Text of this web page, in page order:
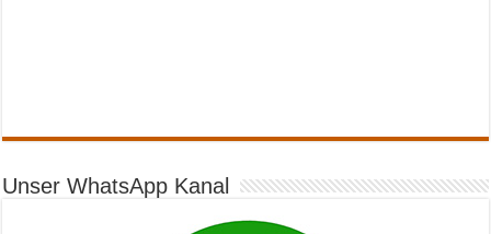
Unser WhatsApp Kanal